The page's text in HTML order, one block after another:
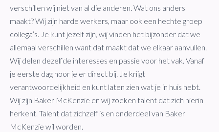
verschillen wij niet van al die anderen. Wat ons anders
maakt? Wij zijn harde werkers, maar ook een hechte groep
collega’s. Je kunt jezelf zijn, wij vinden het bijzonder dat we
allemaal verschillen want dat maakt dat we elkaar aanvullen.
Wij delen dezelfde interesses en passie voor het vak. Vanaf
je eerste dag hoor je er direct bij. Je krijgt
verantwoordelijkheid en kunt laten zien wat je in huis hebt.
Wij zijn Baker McKenzie en wij zoeken talent dat zich hierin
herkent. Talent dat zichzelf is en onderdeel van Baker
McKenzie wil worden.